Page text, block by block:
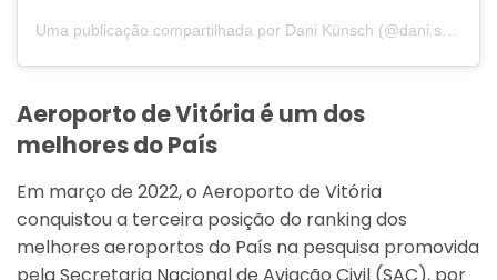
Aeroporto de Vitória é um dos
melhores do País
Em março de 2022, o Aeroporto de Vitória
conquistou a terceira posição do ranking dos
melhores aeroportos do País na pesquisa promovida